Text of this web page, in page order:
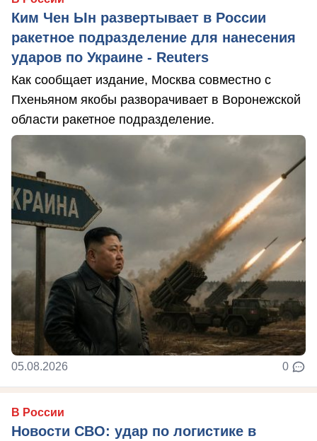
Ким Чен Ын развертывает в России
ракетное подразделение для нанесения
ударов по Украине - Reuters
Как сообщает издание, Москва совместно с
Пхеньяном якобы разворачивает в Воронежской
области ракетное подразделение.
05.08.2026 0
В России
Новости СВО: удар по логистике в